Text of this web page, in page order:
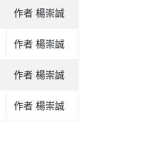
作者 楊崇誠
作者 楊崇誠
作者 楊崇誠
作者 楊崇誠